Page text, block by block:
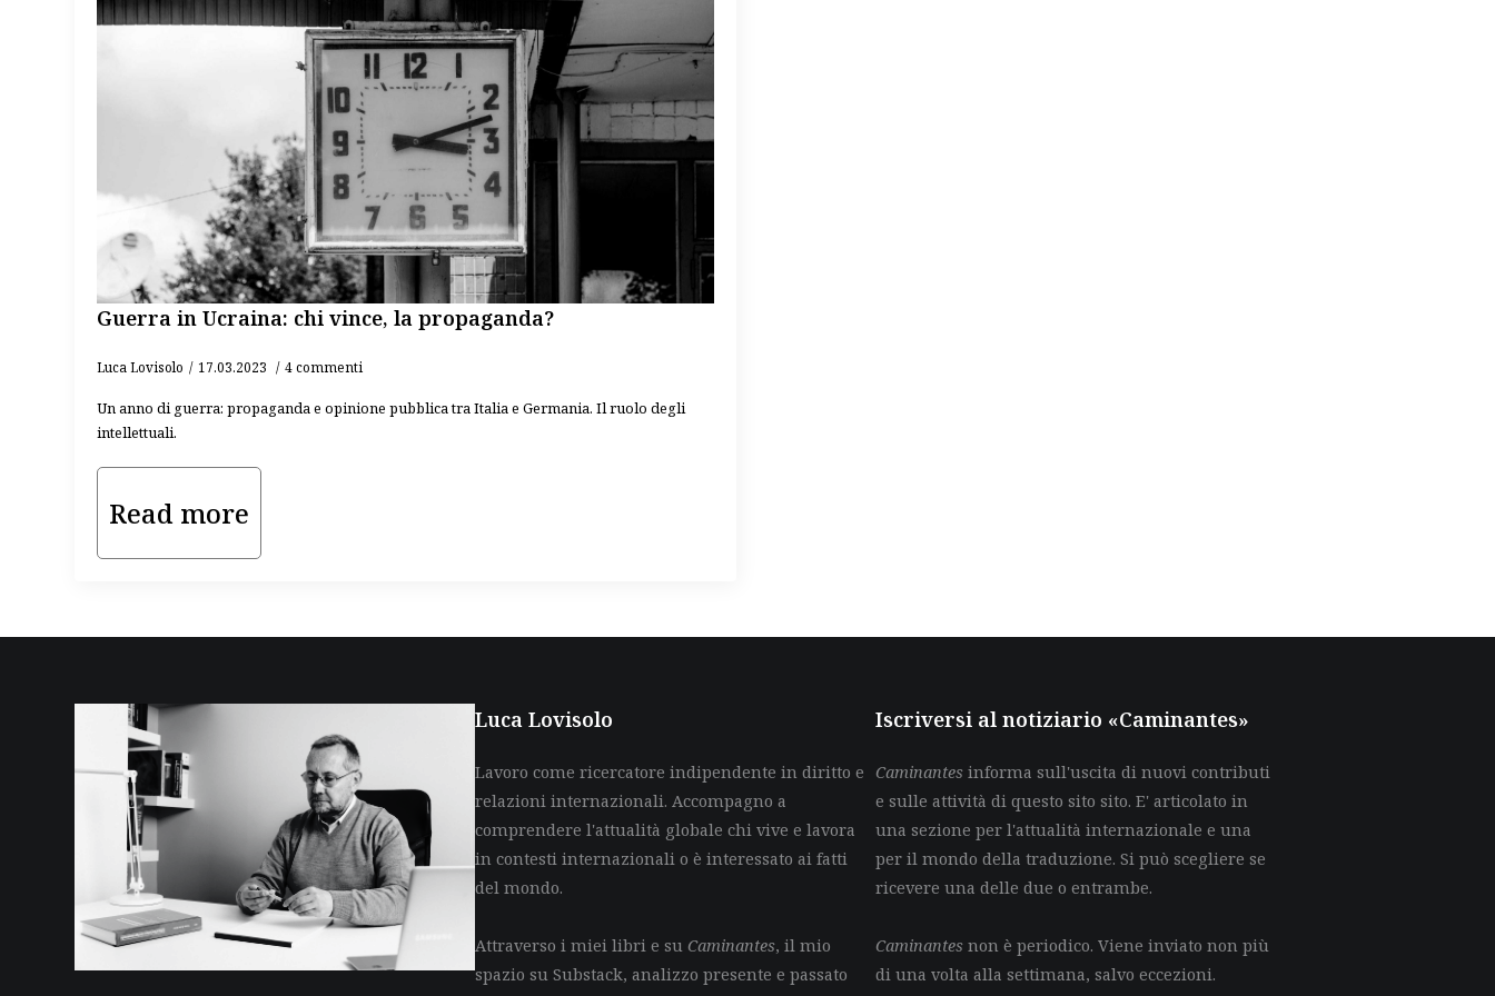
Guerra in Ucraina: chi vince, la propaganda?
Luca Lovisolo 17.03.2023 4 commenti
Un anno di guerra: propaganda e opinione pubblica tra Italia e Germania. Il ruolo degli
intellettuali.
Read more
Luca Lovisolo
Lavoro come ricercatore indipendente in diritto e
relazioni internazionali. Accompagno a
comprendere l'attualità globale chi vive e lavora
in contesti internazionali o è interessato ai fatti
del mondo.
Attraverso i miei libri e suCaminantes, il mio
spazio su Substack, analizzo presente e passato
Iscriversi al notiziario «Caminantes»
Caminantes informa sull'uscita di nuovi contributi
e sulle attività di questo sito sito. E' articolato in
una sezione per l'attualità internazionale e una
per il mondo della traduzione. Si può scegliere se
ricevere una delle due o entrambe.
Caminantes non è periodico. Viene inviato non più
di una volta alla settimana, salvo eccezioni.